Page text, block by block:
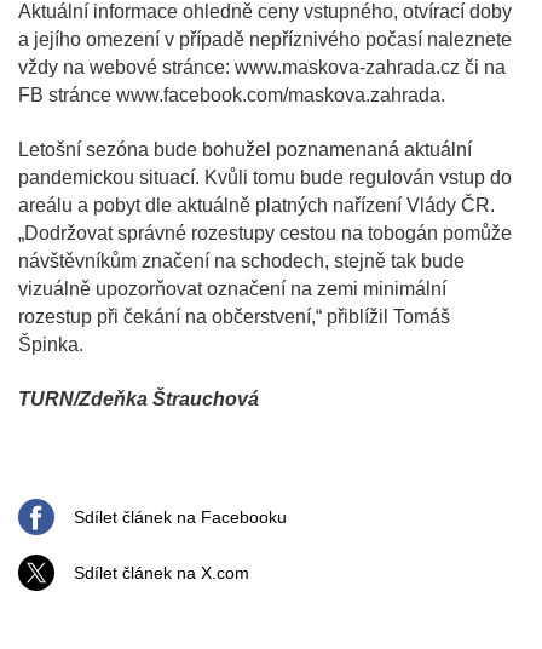
Aktuální informace ohledně ceny vstupného, otvírací doby
a jejího omezení v případě nepříznivého počasí naleznete
vždy na webové stránce: www.maskova-zahrada.cz či na
FB stránce www.facebook.com/maskova.zahrada.
Letošní sezóna bude bohužel poznamenaná aktuální
pandemickou situací. Kvůli tomu bude regulován vstup do
areálu a pobyt dle aktuálně platných nařízení Vlády ČR.
„Dodržovat správné rozestupy cestou na tobogán pomůže
návštěvníkům značení na schodech, stejně tak bude
vizuálně upozorňovat označení na zemi minimální
rozestup při čekání na občerstvení,“ přiblížil Tomáš
Špinka.
TURN/Zdeňka Štrauchová
Sdílet článek na Facebooku
Sdílet článek na X.com